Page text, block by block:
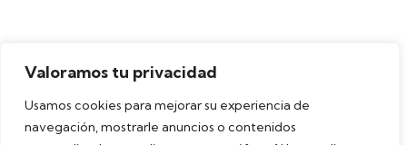
Valoramos tu privacidad
Usamos cookies para mejorar su experiencia de
navegación, mostrarle anuncios o contenidos